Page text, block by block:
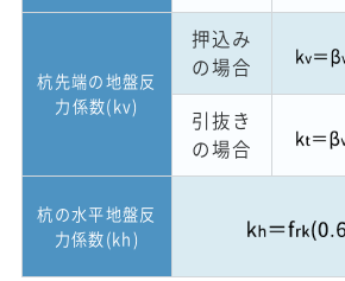
杭先端の地盤反
力係数(kv)
押込み
の場合
引抜き
の場合
杭の水平地盤反
力係数(kh)